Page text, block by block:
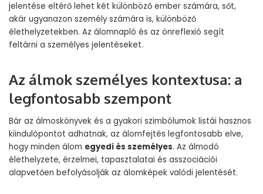
jelentése eltérő lehet két különböző ember számára, sőt,
akár ugyanazon személy számára is, különböző
élethelyzetekben. Az álomnapló és az önreflexió segít
feltárni a személyes jelentéseket.
Az álmok személyes kontextusa: a
legfontosabb szempont
Bár az álmoskönyvek és a gyakori szimbólumok listái hasznos
kiindulópontot adhatnak, az álomfejtés legfontosabb elve,
hogy minden álom egyedi és személyes. Az álmodó
élethelyzete, érzelmei, tapasztalatai és asszociációi
alapvetően befolyásolják az álomképek valódi jelentését.